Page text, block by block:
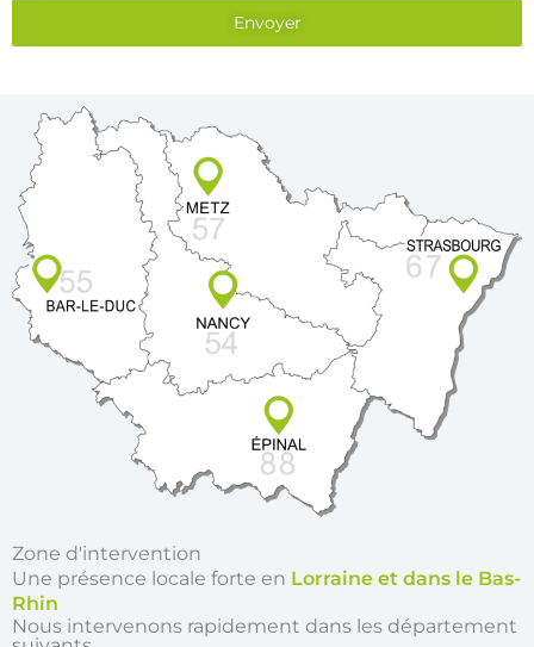
Envoyer
Zone d'intervention
Une présence locale forte en Lorraine et dans le Bas-
Rhin
Nous intervenons rapidement dans les département